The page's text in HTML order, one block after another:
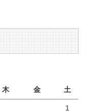
木 金 土
1